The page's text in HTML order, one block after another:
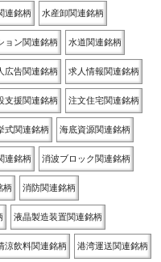
連銘柄 水産卸関連銘柄
ョン関連銘柄 水道関連銘柄
広告関連銘柄 求人情報関連銘柄
支援関連銘柄 注文住宅関連銘柄
式関連銘柄 海底資源関連銘柄
連銘柄 消波ブロック関連銘柄
柄 消防関連銘柄
液晶製造装置関連銘柄
涼飲料関連銘柄 港湾運送関連銘柄